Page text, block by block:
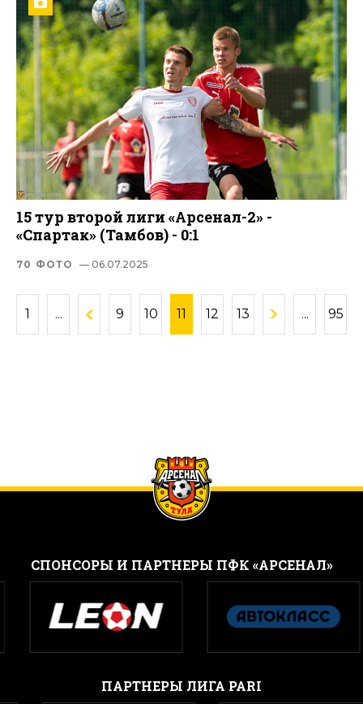
15 тур второй лиги «Арсенал-2» -
«Спартак» (Тамбов) - 0:1
70 ФОТО — 06.07.2025
1 ... 9 10 11 12 13 ... 95
CПОНСОРЫ И ПАРТНЕРЫ ПФК «АРСЕНАЛ»
ПАРТНЕРЫ ЛИГА PARI